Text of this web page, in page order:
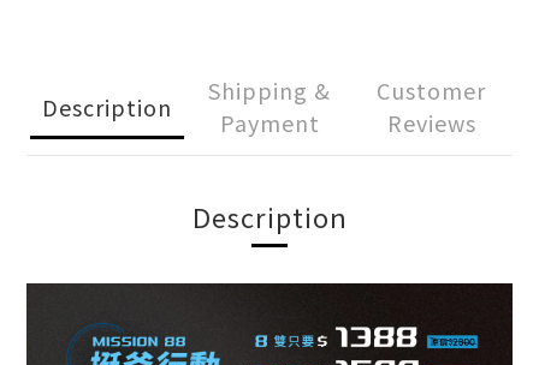
Description
Shipping &
Payment
Customer
Reviews
Description